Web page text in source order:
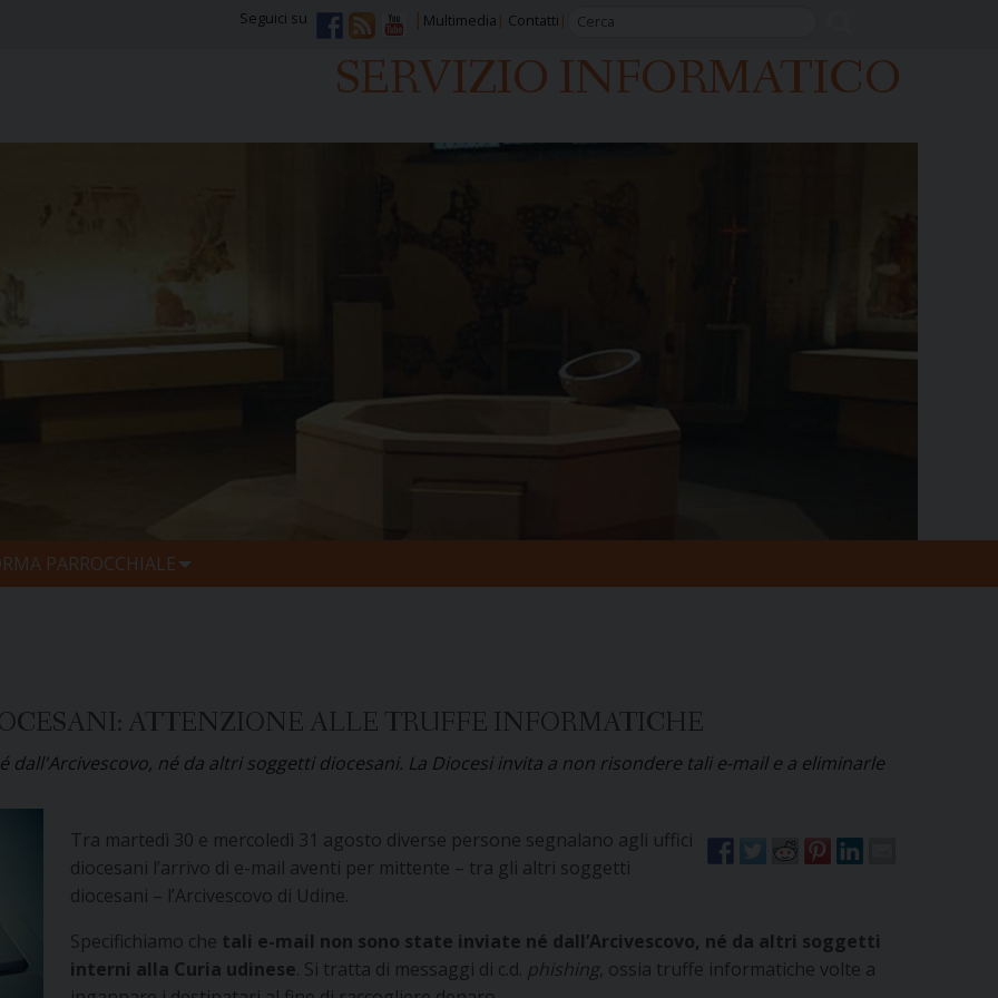
Multimedia Contatti
Seguici su
SERVIZIO INFORMATICO
PARROCCHIALE
ATTENZIONE ALLE TRUFFE INFORMATICHE
né da altri soggetti diocesani. La Diocesi invita a non risondere tali e-mail e a eliminarle
Tra martedì 30 e mercoledì 31 agosto diverse persone segnalano agli uffici
diocesani l’arrivo di e-mail aventi per mittente – tra gli altri soggetti
diocesani – l’Arcivescovo di Udine.
Specifichiamo che tali e-mail non sono state inviate né dall’Arcivescovo, né da altri soggetti
interni alla Curia udinese. Si tratta di messaggi di c.d. phishing, ossia truffe informatiche volte a